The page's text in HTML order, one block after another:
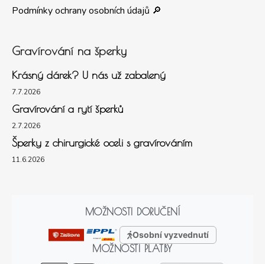
Podmínky ochrany osobních údajů 🔎
Gravírování na šperky
Krásný dárek? U nás už zabalený
7.7.2026
Gravírování a rytí šperků
2.7.2026
Šperky z chirurgické oceli s gravírováním
11.6.2026
MOŽNOSTI DORUČENÍ
Osobní vyzvednutí
MOŽNOSTI PLATBY